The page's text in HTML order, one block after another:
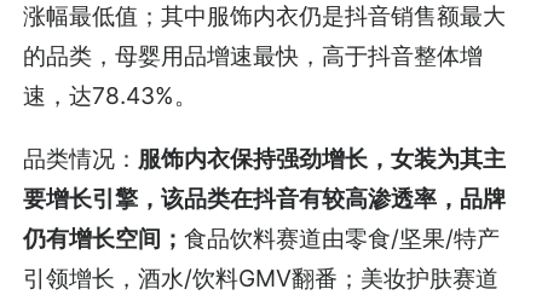
涨幅最低值；其中服饰内衣仍是抖音销售额最大
的品类，母婴用品增速最快，高于抖音整体增
速，达78.43%。
品类情况： 服饰内衣保持强劲增长，女装为其主
要增长引擎，该品类在抖音有较高渗透率，品牌
仍有增长空间；食品饮料赛道由零食/坚果/特产
引领增长，酒水/饮料GMV翻番；美妆护肤赛道